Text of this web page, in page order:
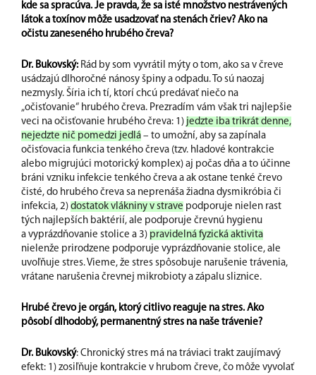
kde sa spracúva. Je pravda, že sa isté množstvo nestrávených
látok a toxínov môže usadzovať na stenách čriev? Ako na
očistu zaneseného hrubého čreva?
Dr. Bukovský: Rád by som vyvrátil mýty o tom, ako sa v čreve
usádzajú dlhoročné nánosy špiny a odpadu. To sú naozaj
nezmysly. Šíria ich tí, ktorí chcú predávať niečo na
„očisťovanie“ hrubého čreva. Prezradím vám však tri najlepšie
veci na očisťovanie hrubého čreva: 1) jedzte iba trikrát denne,
nejedzte nič pomedzi jedlá – to umožní, aby sa zapínala
očisťovacia funkcia tenkého čreva (tzv. hladové kontrakcie
alebo migrujúci motorický komplex) aj počas dňa a to účinne
bráni vzniku infekcie tenkého čreva a ak ostane tenké črevo
čisté, do hrubého čreva sa neprenáša žiadna dysmikróbia či
infekcia, 2) dostatok vlákniny v strave podporuje nielen rast
tých najlepších baktérií, ale podporuje črevnú hygienu
a vyprázdňovanie stolice a 3) pravidelná fyzická aktivita
nielenže prirodzene podporuje vyprázdňovanie stolice, ale
uvoľňuje stres. Vieme, že stres spôsobuje narušenie trávenia,
vrátane narušenia črevnej mikrobioty a zápalu sliznice.
Hrubé črevo je orgán, ktorý citlivo reaguje na stres. Ako
pôsobí dlhodobý, permanentný stres na naše trávenie?
Dr. Bukovský: Chronický stres má na tráviaci trakt zaujímavý
efekt: 1) zosiľňuje kontrakcie v hrubom čreve, čo môže vyvolať